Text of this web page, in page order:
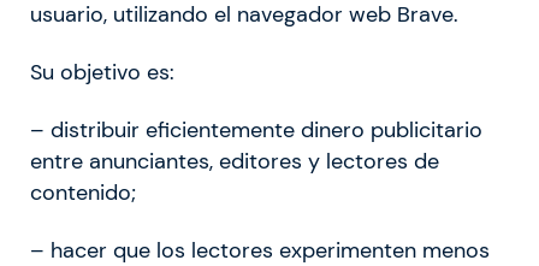
usuario, utilizando el navegador web Brave.
Su objetivo es:
– distribuir eficientemente dinero publicitario
entre anunciantes, editores y lectores de
contenido;
– hacer que los lectores experimenten menos